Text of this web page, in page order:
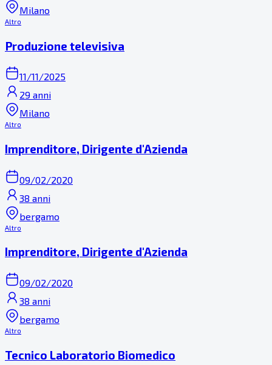
Milano
Altro
Produzione televisiva
11/11/2025
29 anni
Milano
Altro
Imprenditore, Dirigente d'Azienda
09/02/2020
38 anni
bergamo
Altro
Imprenditore, Dirigente d'Azienda
09/02/2020
38 anni
bergamo
Altro
Tecnico Laboratorio Biomedico